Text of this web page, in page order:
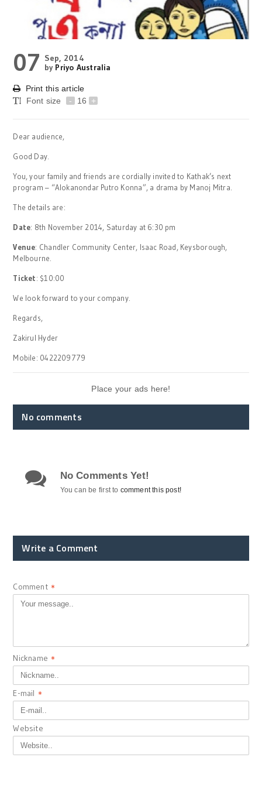
07 Sep, 2014
by Priyo Australia
Print this article
Font size
- 16 +
Dear audience,
Good Day.
You, your family and friends are cordially invited to Kathak’s next
program – “Alokanondar Putro Konna”, a drama by Manoj Mitra.
The details are:
Date: 8th November 2014, Saturday at 6:30 pm
Venue: Chandler Community Center, Isaac Road, Keysborough,
Melbourne.
Ticket: $10:00
We look forward to your company.
Regards,
Zakirul Hyder
Mobile: 0422209779
Place your ads here!
No comments
No Comments Yet!
You can be first to comment this post!
Write a Comment
Comment *
Nickname *
E-mail *
Website